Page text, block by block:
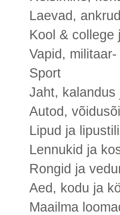
Laevad,
Kool & college
Vapid, militaar-
Sport
Jaht, kalandus
Autod,
Lipud ja
Lennukid ja
Rongid ja
Aed, kodu ja
Maailma